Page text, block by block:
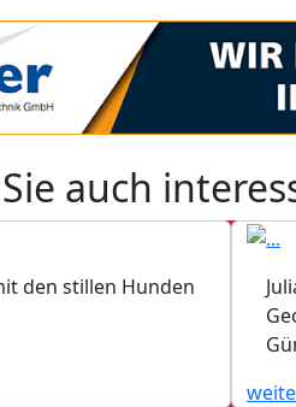
auch
den stillen Hunden